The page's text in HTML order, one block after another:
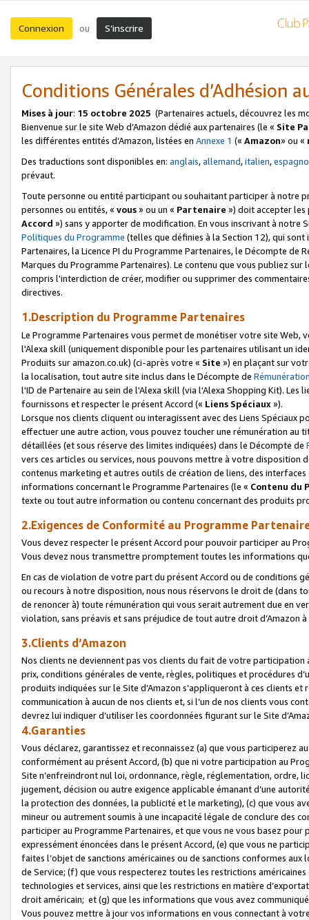
Connexion ou S’inscrire
Conditions Générales d’Adhésion
Mises à jour: 15 octobre 2025 (Partenaires actuels, découvrez les
Bienvenue sur le site Web d’Amazon dédié aux partenaires (le « Site
les différentes entités d’Amazon, listées en Annexe 1 (« Amazon» ou «
Des traductions sont disponibles en: anglais,allemand,italien,
prévaut.
Toute personne ou entité participant ou souhaitant participer à notre
personnes ou entités, « vous» ou un « Partenaire ») doit accepter les
Accord ») sans y apporter de modification. En vous inscrivant à notre
Politiques du Programme (telles que définies à la Section 12), qui
Partenaires, la Licence PI du Programme Partenaires, le Décompte de
Marques du Programme Partenaires). Le contenu que vous publiez
compris l'interdiction de créer, modifier ou supprimer des
directives.
1.Description du Programme Partenaires
Le Programme Partenaires vous permet de monétiser votre site Web,
l'Alexa skill (uniquement disponible pour les partenaires utilisant un
Produits sur amazon.co.uk) (ci-après votre « Site ») en plaçant sur
la localisation, tout autre site inclus dans le Décompte de
l'ID de Partenaire au sein de l'Alexa skill (via l'Alexa Shopping Kit).
fournissons et respecter le présent Accord (« Liens Spéciaux»).
Lorsque nos clients cliquent ou interagissent avec des Liens Spéciaux
effectuer une autre action, vous pouvez toucher une rémunération
détaillées (et sous réserve des limites indiquées) dans le Décompte de
vers ces articles ou services, nous pouvons mettre à votre disposition
contenus marketing et autres outils de création de liens, des
informations concernant le Programme Partenaires (le « Contenu du
texte ou tout autre information ou contenu concernant des produits
2.Exigences de Conformité au Programme
Vous devez respecter le présent Accord pour pouvoir participer au
Vous devez nous transmettre promptement toutes les informations
En cas de violation de votre part du présent Accord ou de conditions
ou recours à notre disposition, nous nous réservons le droit de (dans
de renoncer à) toute rémunération qui vous serait autrement due en
violation, sans préavis et sans préjudice de tout autre droit
3.Clients d’Amazon
Nos clients ne deviennent pas vos clients du fait de votre
prix, conditions générales de vente, règles, politiques et procédures
produits indiquées sur le Site d’Amazon s’appliqueront à ces clients
communication à aucun de nos clients et, si l’un de nos clients vous
devrez lui indiquer d’utiliser les coordonnées figurant sur le Site
4.Garanties
Vous déclarez, garantissez et reconnaissez (a) que vous participerez
conformément au présent Accord, (b) que ni votre participation au
Site n’enfreindront nul loi, ordonnance, règle, réglementation, ordre,
jugement, décision ou autre exigence applicable émanant d’une
la protection des données, la publicité et le marketing), (c) que vous
mineur ou autrement soumis à une incapacité légale de conclure des
participer au Programme Partenaires, et que vous ne vous basez
expressément énoncées dans le présent Accord, (e) que vous ne
faites l’objet de sanctions américaines ou de sanctions conformes
de Service; (f) que vous respecterez toutes les restrictions
technologies et services, ainsi que les restrictions en matière
droit américain; et (g) que les informations que vous avez
Vous pouvez mettre à jour vos informations en vous connectant à